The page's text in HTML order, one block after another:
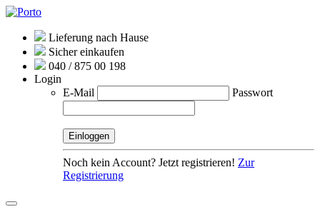
Lieferung nach Hause
Sicher einkaufen
040 / 875 00 198
Login
E-Mail
Passwort
Noch kein Account? Jetzt registrieren! Zur
Registrierung